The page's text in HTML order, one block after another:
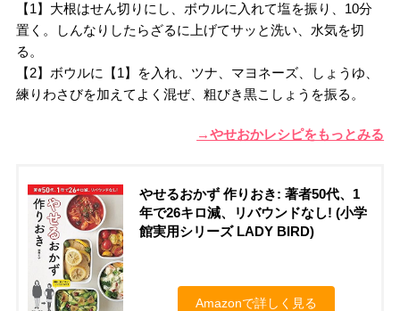
【1】大根はせん切りにし、ボウルに入れて塩を振り、10分
置く。しんなりしたらざるに上げてサッと洗い、水気を切
る。
【2】ボウルに【1】を入れ、ツナ、マヨネーズ、しょうゆ、
練りわさびを加えてよく混ぜ、粗びき黒こしょうを振る。
→やせおかレシピをもっとみる
やせるおかず 作りおき: 著者50代、1
年で26キロ減、リバウンドなし! (小学
館実用シリーズ LADY BIRD)
Amazonで詳しく見る